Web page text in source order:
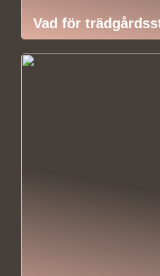
Vad för